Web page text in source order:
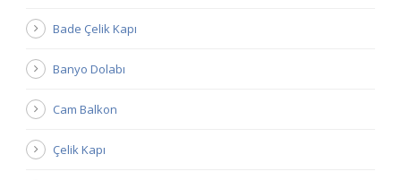
Bade Çelik Kapı
Banyo Dolabı
Cam Balkon
Çelik Kapı